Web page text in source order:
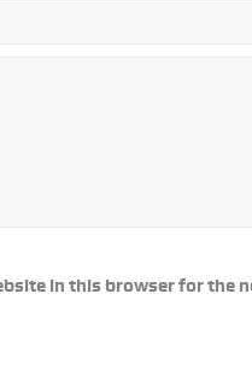
in this browser for the